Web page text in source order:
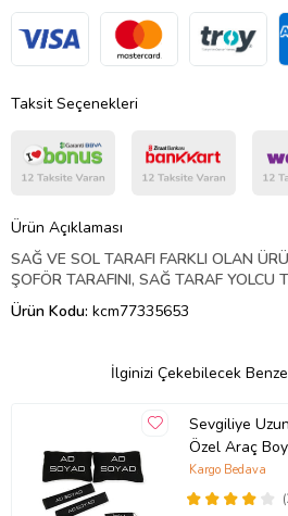
Taksit Seçenekleri
Ürün Açıklaması
SAĞ VE SOL TARAFI FARKLI OLAN
ŞOFÖR TARAFINI, SAĞ TARAF YOLCU
Ürün Kodu: kcm77335653
İlginizi Çekebilecek
Sevgiliye
Özel Araç
Pedi Hediye
Kargo Bedava